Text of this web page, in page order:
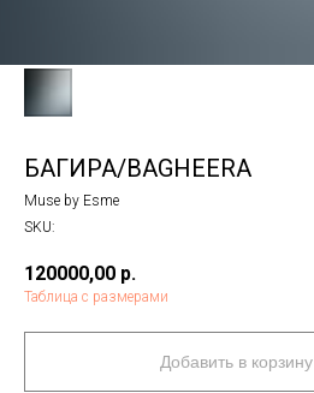
БАГИРА/BAGHEERA
Muse by Esme
SKU:
120000,00 р.
Таблица с размерами
Добавить в корзину